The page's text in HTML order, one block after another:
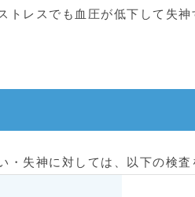
トレスでも血圧が低下して失
・失神に対しては、以下の検査